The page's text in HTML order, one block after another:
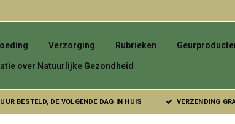
Verzorging Rubrieken
over Natuurlijke Gezondheid
BESTELD, DE VOLGENDE DAG IN HUIS VERZENDING